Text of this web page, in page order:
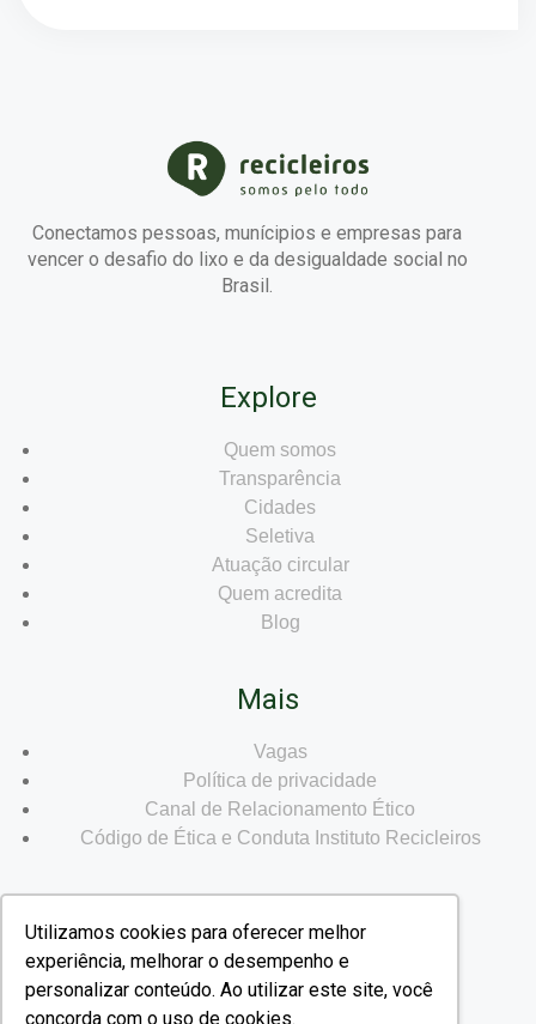
Utilizamos cookies para oferecer melhor
experiência, melhorar o desempenho e
personalizar conteúdo. Ao utilizar este site, você
concorda com o uso de cookies.
Conectamos pessoas, munícipios e empresas para
vencer o desafio do lixo e da desigualdade social no
Brasil.
Explore
Quem somos
Transparência
Cidades
Seletiva
Atuação circular
Quem acredita
Blog
Mais
Vagas
Política de privacidade
Canal de Relacionamento Ético
Código de Ética e Conduta Instituto Recicleiros
Nossas redes